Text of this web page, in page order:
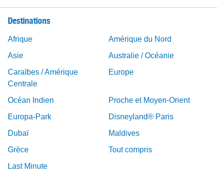
Destinations
Afrique
Amérique du Nord
Asie
Australie / Océanie
Caraïbes / Amérique
Centrale
Europe
Océan Indien
Proche et Moyen-Orient
Europa-Park
Disneyland® Paris
Dubaï
Maldives
Grèce
Tout compris
Last Minute